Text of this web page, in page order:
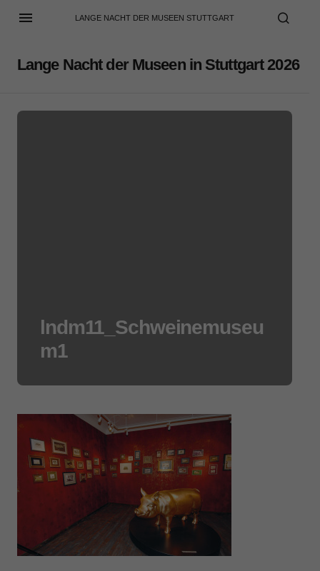
LANGE NACHT DER MUSEEN STUTTGART
Lange Nacht der Museen in Stuttgart 2026
lndm11_Schweinemuseu
m1